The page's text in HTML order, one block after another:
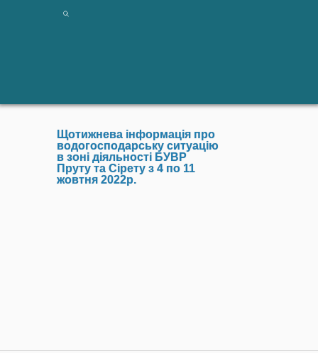
Щотижнева інформація про
водогосподарську ситуацію
в зоні діяльності БУВР
Пруту та Сірету з 4 по 11
жовтня 2022р.